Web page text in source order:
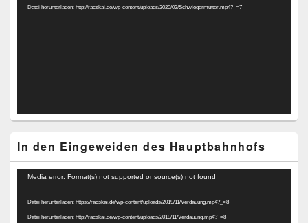
Datei herunterladen: http://racskai.de/wp-content/uploads/2020/02/Schwiegermutter.mp4?_=7
In den Eingeweiden des Hauptbahnhofs
Video-
Media error: Format(s) not supported or source(s) not found
Datei herunterladen: https://racskai.de/wp-content/uploads/2019/11/Verdauung.mp4?_=8
Datei herunterladen: http://racskai.de/wp-content/uploads/2019/11/Verdauung.mp4?_=8